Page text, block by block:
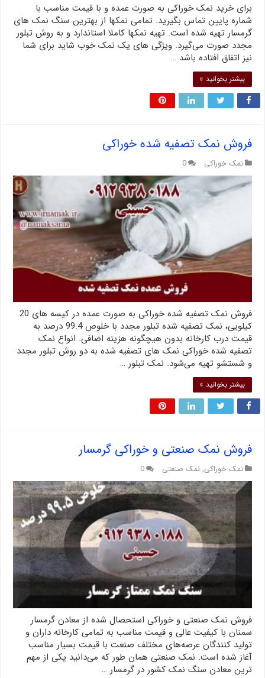
برای خرید نمک خوراکی به صورت عمده و با قیمت مناسب با
شماره پایین تماس بگیرید. تمامی نمکها از بهترین سنگ نمک های
گرمسار تهیه شده است. تهیه نمکها کاملا استاندارد و به روش تبلور
مجدد صورت می‌گیرد. ویژگی های یک نمک خوب شاید برای شما
نیز اتفاق افتاده باشد …
بیشتر بخوانید »
فروش نمک تصفیه شده خوراکی
نمک خوراکی 0
فروش نمک تصفیه شده خوراکی به صورت عمده در کیسه های 20
کیلویی، نمک تصفیه شده تبلور مجدد با خلوص 99.4 درصد به
قیمت درب کارخانه بدون هیچگونه هزینه اضافی. انواع نمک
تصفیه شده خوراکی نمک های تصفیه شده به دو روش تبلور مجدد
و شستشو تهیه می‌شود. نمک تبلور …
بیشتر بخوانید »
فروش نمک صنعتی و خوراکی گرمسار
نمک خوراکی, نمک صنعتی 0
فروش نمک صنعتی و خوراکی استحصال شده از معادن گرمسار
سمنان با کیفیت عالی و قیمت مناسب به تمامی کارخانه داران و
تولید کنندگان عرصه‌های مختلف صنعت با قیمت بسیار مناسب
آغاز شده است. نمک صنعتی همان طور که می‌دانید یکی از مهم
ترین معادن سنگ نمک کشور در گرمسار …